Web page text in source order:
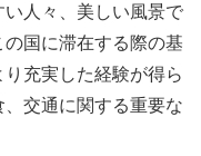
人々、美しい風景で
国に滞在する際の基
充実した経験が得ら
交通に関する重要な